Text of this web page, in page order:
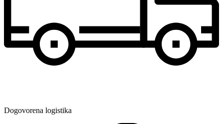
Dogovorena logistika